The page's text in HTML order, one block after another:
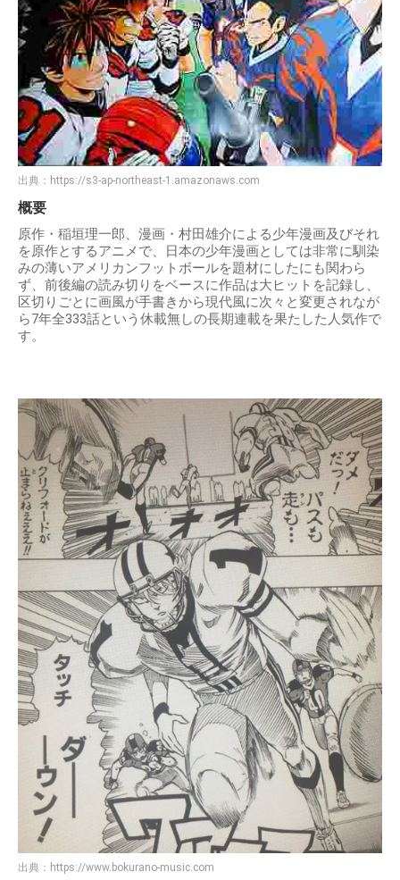
出典： https://s3-ap-northeast-1.amazonaws.com
概要
原作・稲垣理一郎、漫画・村田雄介による少年漫画及びそれ
を原作とするアニメで、日本の少年漫画としては非常に馴染
みの薄いアメリカンフットボールを題材にしたにも関わら
ず、前後編の読み切りをベースに作品は大ヒットを記録し、
区切りごとに画風が手書きから現代風に次々と変更されなが
ら7年全333話という休載無しの長期連載を果たした人気作で
す。
出典： https://www.bokurano-music.com